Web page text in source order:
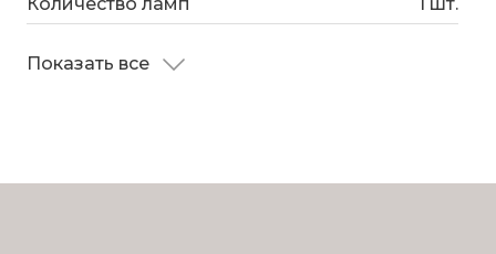
Показать все